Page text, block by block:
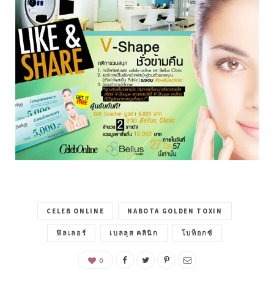
CELEB ONLINE NABOTA GOLDEN TOXIN
ฟิลเลอร์ เบลลุส คลินิก โบท็อกซ์
0